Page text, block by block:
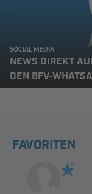
SOCIAL MEDIA
NEWS DIREKT
DEN BFV-
FAVORITEN